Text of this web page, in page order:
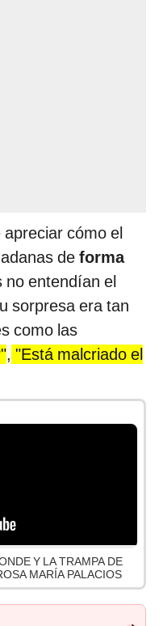
cómo el
de forma
no entendían el
sorpresa era tan
como las
, "Está malcriado el
Y LA TRAMPA DE
MARÍA PALACIOS